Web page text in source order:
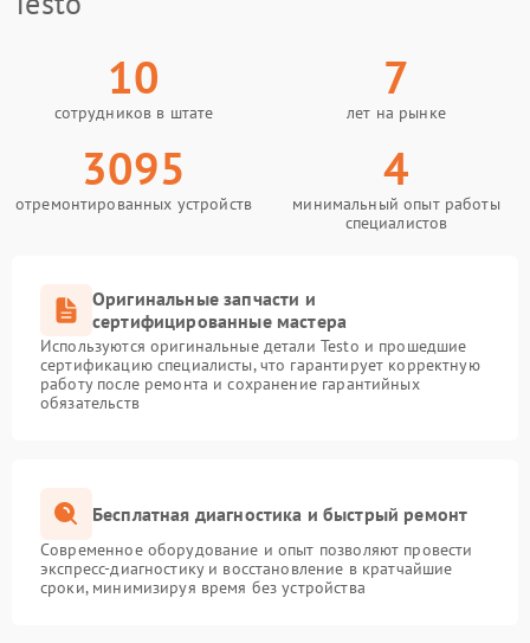
10
сотрудников в штате
7
лет на рынке
3095
отремонтированных устройств
4
минимальный опыт работы
специалистов
Оригинальные запчасти и
сертифицированные мастера
Используются оригинальные детали Testo и прошедшие
сертификацию специалисты, что гарантирует корректную
работу после ремонта и сохранение гарантийных
обязательств
Бесплатная диагностика и быстрый ремонт
Современное оборудование и опыт позволяют провести
экспресс-диагностику и восстановление в кратчайшие
сроки, минимизируя время без устройства